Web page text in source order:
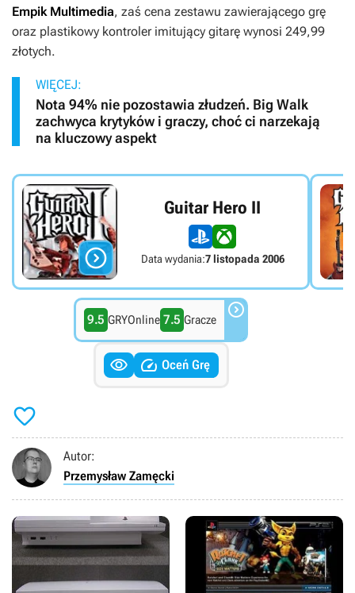
Empik Multimedia, zaś cena zestawu zawierającego grę
oraz plastikowy kontroler imitujący gitarę wynosi 249,99
złotych.
WIĘCEJ:
Nota 94% nie pozostawia złudzeń. Big Walk
zachwyca krytyków i graczy, choć ci narzekają
na kluczowy aspekt

Guitar Hero II
Data wydania:7 listopada 2006
9.5 GRYOnline 7.5 Gracze 
  Oceń Grę

Autor:
Przemysław Zamęcki